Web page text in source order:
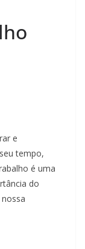
e
tempo,
é uma
do